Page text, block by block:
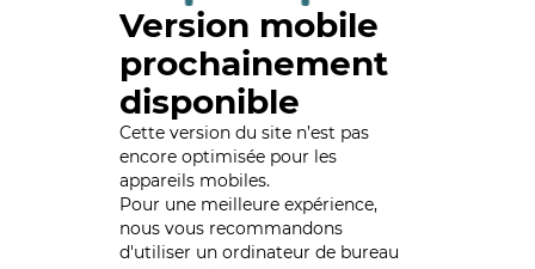
Version mobile
prochainement
disponible
Cette version du site n’est pas
encore optimisée pour les
appareils mobiles.
Pour une meilleure expérience,
nous vous recommandons
d'utiliser un ordinateur de bureau